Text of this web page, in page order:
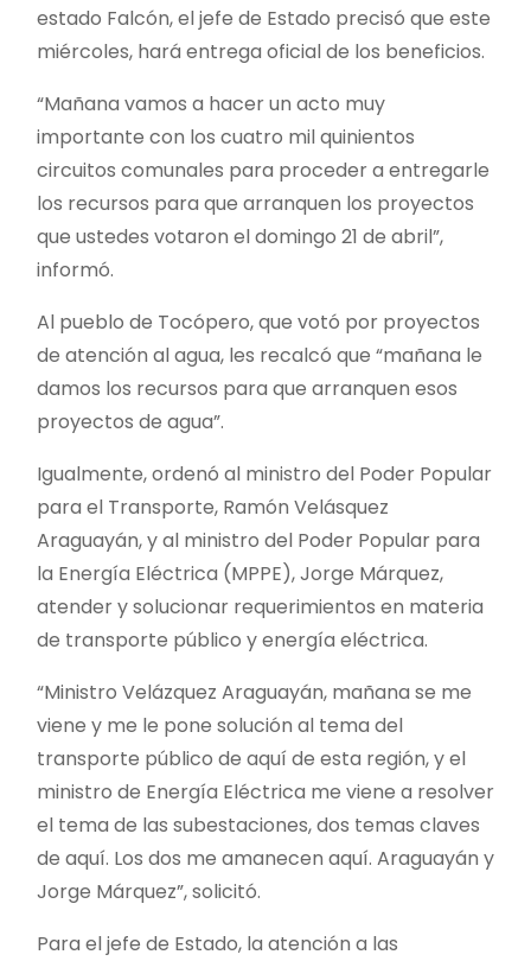
estado Falcón, el jefe de Estado precisó que este
miércoles, hará entrega oficial de los beneficios.
“Mañana vamos a hacer un acto muy
importante con los cuatro mil quinientos
circuitos comunales para proceder a entregarle
los recursos para que arranquen los proyectos
que ustedes votaron el domingo 21 de abril”,
informó.
Al pueblo de Tocópero, que votó por proyectos
de atención al agua, les recalcó que “mañana le
damos los recursos para que arranquen esos
proyectos de agua”.
Igualmente, ordenó al ministro del Poder Popular
para el Transporte, Ramón Velásquez
Araguayán, y al ministro del Poder Popular para
la Energía Eléctrica (MPPE), Jorge Márquez,
atender y solucionar requerimientos en materia
de transporte público y energía eléctrica.
“Ministro Velázquez Araguayán, mañana se me
viene y me le pone solución al tema del
transporte público de aquí de esta región, y el
ministro de Energía Eléctrica me viene a resolver
el tema de las subestaciones, dos temas claves
de aquí. Los dos me amanecen aquí. Araguayán y
Jorge Márquez”, solicitó.
Para el jefe de Estado, la atención a las